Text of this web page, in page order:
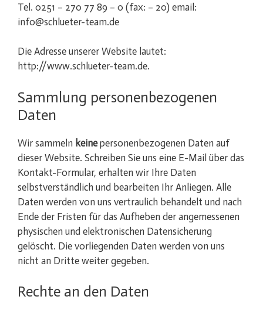
Tel. 0251 – 270 77 89 – 0 (fax: – 20) email:
info@schlueter-team.de
Die Adresse unserer Website lautet:
http://www.schlueter-team.de.
Sammlung personenbezogenen
Daten
Wir sammeln keinepersonenbezogenen Daten auf
dieser Website. Schreiben Sie uns eine E-Mail über das
Kontakt-Formular, erhalten wir Ihre Daten
selbstverständlich und bearbeiten Ihr Anliegen. Alle
Daten werden von uns vertraulich behandelt und nach
Ende der Fristen für das Aufheben der angemessenen
physischen und elektronischen Datensicherung
gelöscht. Die vorliegenden Daten werden von uns
nicht an Dritte weiter gegeben.
Rechte an den Daten